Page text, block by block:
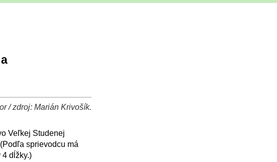
/ zdroj: Marián Krivošík.
Veľkej Studenej
sprievodcu má
dĺžky.)